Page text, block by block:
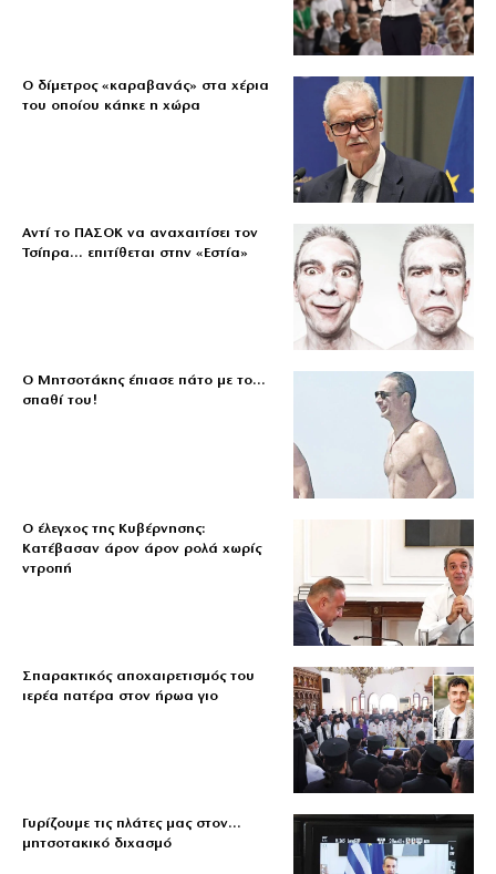
Ο δίμετρος «καραβανάς» στα χέρια
του οποίου κάηκε η χώρα
Αντί το ΠΑΣΟΚ να αναχαιτίσει τον
Τσίπρα… επιτίθεται στην «Εστία»
Ο Μητσοτάκης έπιασε πάτο με το…
σπαθί του!
Ο έλεγχος της Κυβέρνησης:
Κατέβασαν άρον άρον ρολά χωρίς
ντροπή
Σπαρακτικός αποχαιρετισμός του
ιερέα πατέρα στον ήρωα γιο
Γυρίζουμε τις πλάτες μας στον…
μητσοτακικό διχασμό